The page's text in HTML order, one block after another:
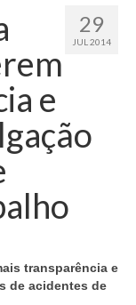
29
JUL 2014
e
transparência e
de acidentes de